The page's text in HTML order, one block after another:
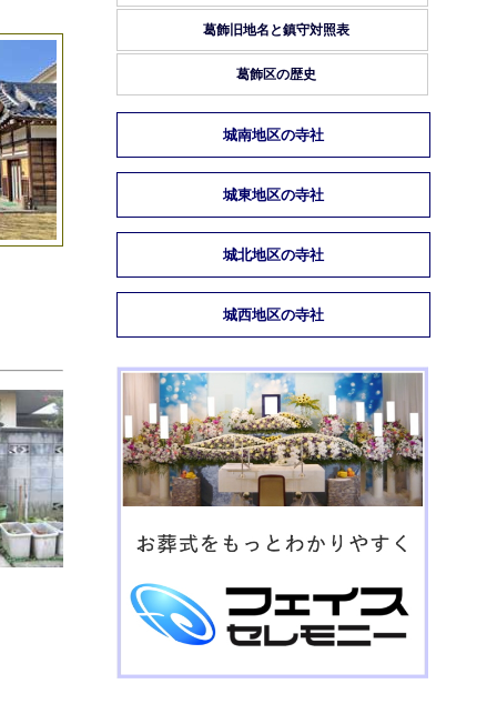
葛飾旧地名と鎮守対照表
葛飾区の歴史
城南地区の寺社
城東地区の寺社
城北地区の寺社
城西地区の寺社